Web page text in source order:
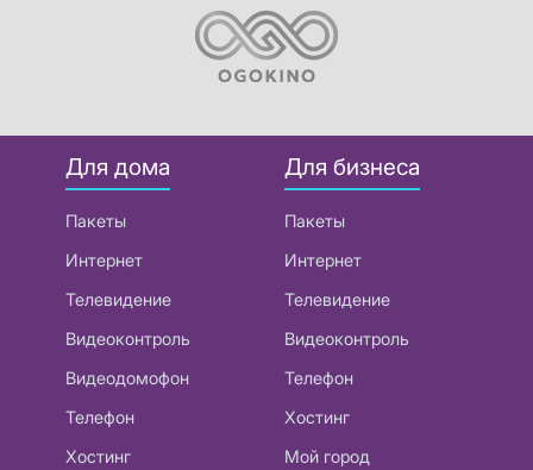
Для дома
Пакеты
Интернет
Телевидение
Видеоконтроль
Видеодомофон
Телефон
Хостинг
Для бизнеса
Пакеты
Интернет
Телевидение
Видеоконтроль
Телефон
Хостинг
Мой город